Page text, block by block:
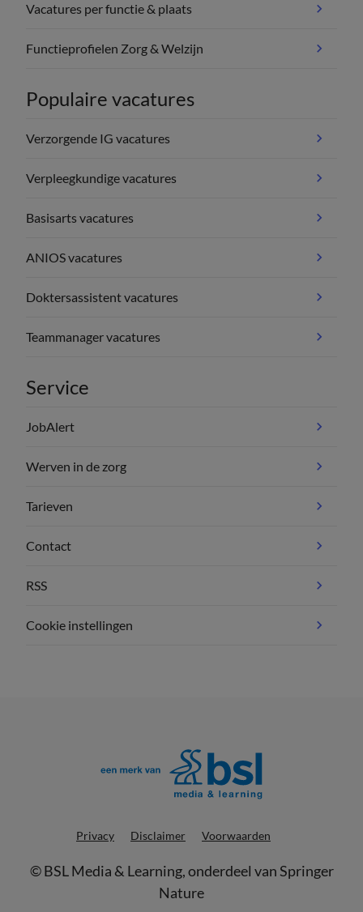
Vacatures per functie & plaats
Functieprofielen Zorg & Welzijn
Populaire vacatures
Verzorgende IG vacatures
Verpleegkundige vacatures
Basisarts vacatures
ANIOS vacatures
Doktersassistent vacatures
Teammanager vacatures
Service
JobAlert
Werven in de zorg
Tarieven
Contact
RSS
Cookie instellingen
Privacy Disclaimer Voorwaarden
©BSL Media & Learning, onderdeel vanSpringer
Nature